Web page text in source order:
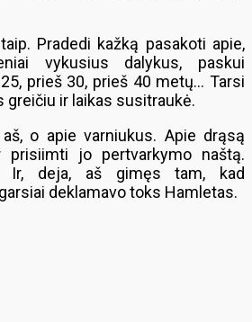
Pradedi kažką pasakoti apie,
vykusius dalykus, paskui
prieš 30, prieš 40 metų… Tarsi
ir laikas susitraukė.
o apie varniukus. Apie drąsą
prisiimti jo pertvarkymo naštą.
Ir, deja, aš gimęs tam, kad
deklamavo toks Hamletas.